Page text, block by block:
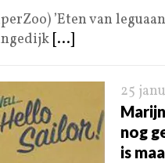
’Eten van
[...]
25
nog
is